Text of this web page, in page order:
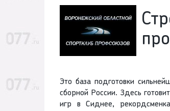
Это база подготовки
сборной России. Здесь
игр в Сиднее,